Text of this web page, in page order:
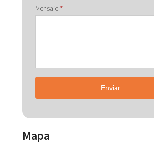
Mensaje*
Enviar
Mapa